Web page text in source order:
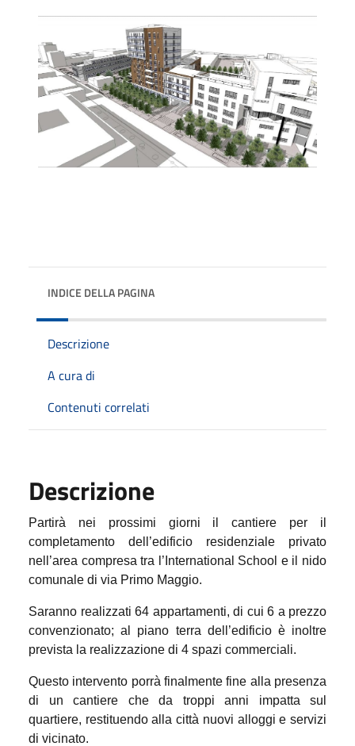
INDICE DELLA PAGINA
Descrizione
A cura di
Contenuti correlati
Descrizione
Partirà nei prossimi giorni il cantiere per il
completamento dell’edificio residenziale privato
nell’area compresa tra l’International School e il nido
comunale di via Primo Maggio.
Saranno realizzati 64 appartamenti, di cui 6 a prezzo
convenzionato; al piano terra dell’edificio è inoltre
prevista la realizzazione di 4 spazi commerciali.
Questo intervento porrà finalmente fine alla presenza
di un cantiere che da troppi anni impatta sul
quartiere, restituendo alla città nuovi alloggi e servizi
di vicinato.